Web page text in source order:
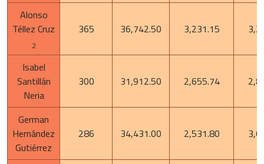
Alonso
Téllez Cruz
2
365 36,742.50 3,231.15
Isabel
Santillán
Neria
300 31,912.50 2,655.74
German
Hernández
Gutiérrez
286 34,431.00 2,531.80